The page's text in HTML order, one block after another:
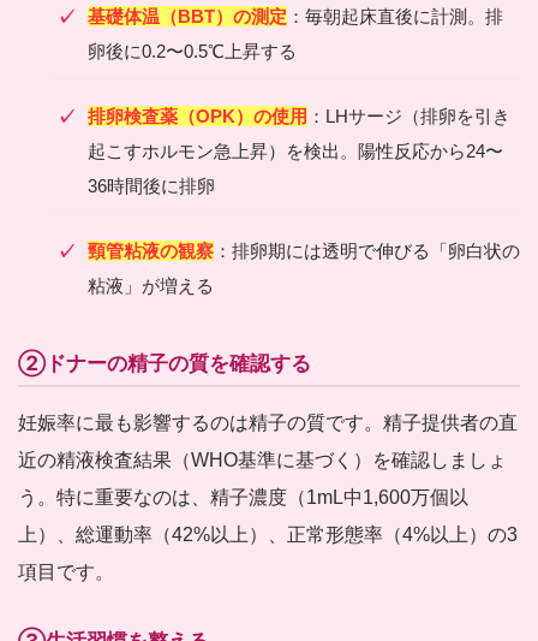
基礎体温（BBT）の測定 ：毎朝起床直後に計測。排
卵後に0.2〜0.5℃上昇する
排卵検査薬（OPK）の使用 ：LHサージ（排卵を引き
起こすホルモン急上昇）を検出。陽性反応から24〜
36時間後に排卵
頸管粘液の観察：排卵期には透明で伸びる「卵白状の
粘液」が増える
②ドナーの精子の質を確認する
妊娠率に最も影響するのは精子の質です。精子提供者の直
近の精液検査結果（WHO基準に基づく）を確認しましょ
う。特に重要なのは、精子濃度（1mL中1,600万個以
上）、総運動率（42%以上）、正常形態率（4%以上）の3
項目です。